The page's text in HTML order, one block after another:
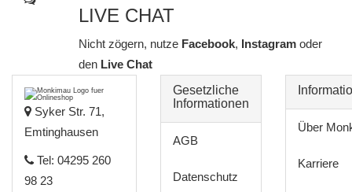
LIVE CHAT
Nicht zögern, nutze Facebook, Instagram oder
denLive Chat
Syker Str. 71,
Emtinghausen
Tel: 04295 260
98 23
Gesetzliche
Informationen
AGB
Datenschutz
Über
Karriere